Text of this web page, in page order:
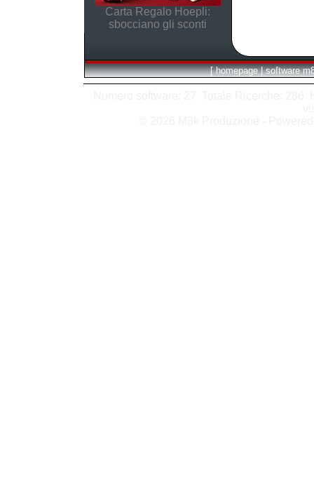
Carta Regalo Hoepli:
sbocciano gli sconti
[ homepage | software